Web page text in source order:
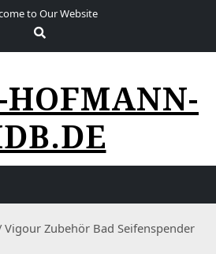
to Our Website
Vigour Zubehör Bad Seifenspender